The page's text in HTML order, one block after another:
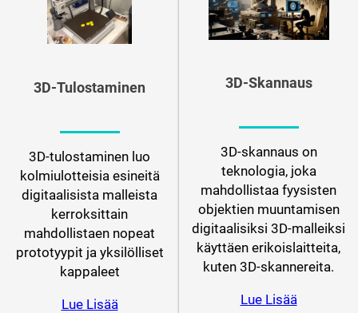
3D-Tulostaminen
3D-tulostaminen luo
kolmiulotteisia esineitä
digitaalisista malleista
kerroksittain
mahdollistaen nopeat
prototyypit ja yksilölliset
kappaleet
Lue Lisää
3D-Skannaus
3D-skannaus on
teknologia, joka
mahdollistaa fyysisten
objektien muuntamisen
digitaalisiksi 3D-malleiksi
käyttäen erikoislaitteita,
kuten 3D-skannereita.
Lue Lisää